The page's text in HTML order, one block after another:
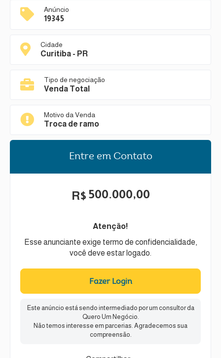
Anúncio
19345
Cidade
Curitiba - PR
Tipo de negociação
Venda Total
Motivo da Venda
Troca de ramo
Entre em Contato
R$ 500.000,00
Atenção!
Esse anunciante exige termo de confidencialidade,
você deve estar logado.
Fazer Login
Este anúncio está sendo intermediado por um consultor da
Quero Um Negócio.
Não temos interesse em parcerias. Agradecemos sua
compreensão.